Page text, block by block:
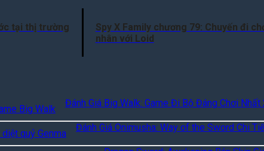
tại thị trường
Spy X Family chương 79: Chuyến đi
nhân với Loid
Đánh Giá Big Walk: Game Đi Bộ Đáng Chơi Nhất
Đánh Giá Onimusha: Way of the Sword Chi